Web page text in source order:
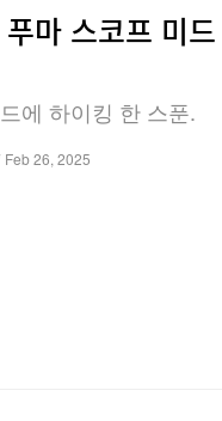
마 스코프 미드
에 하이킹 한 스푼.
Feb 26, 2025